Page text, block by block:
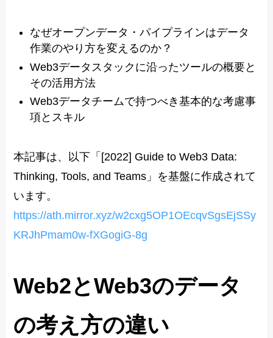
なぜオープンデータ・パイプラインはデータ
作業のやり方を変えるのか？
Web3データスタックに沿ったツールの概要と
その活用方法
Web3データチームで持つべき基本的な考慮事
項とスキル
本記事は、以下「[2022] Guide to Web3 Data:
Thinking, Tools, and Teams」を基盤に作成されて
います。
https://ath.mirror.xyz/w2cxg5OP1OEcqvSgsEjSSy
KRJhPmam0w-fXGogiG-8g
Web2とWeb3のデータ
の考え方の違い